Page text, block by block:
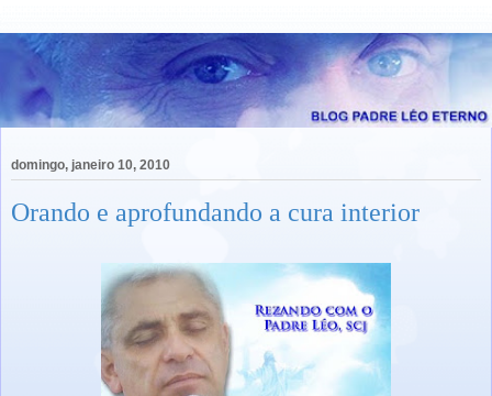
domingo, janeiro 10, 2010
Orando e aprofundando a cura interior